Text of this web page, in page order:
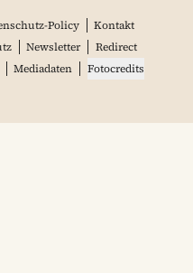
Policy
Kontakt
Newsletter
Redirect
Mediadaten Fotocredits